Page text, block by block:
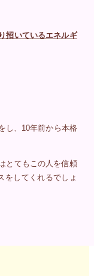
招いているエネルギ
し、10年前から本格
とてもこの人を信頼
をしてくれるでしょ